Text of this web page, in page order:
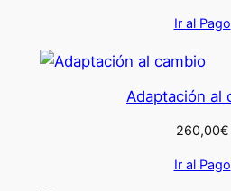
Ir al Pago
Adaptación al
260,00€
Ir al Pago